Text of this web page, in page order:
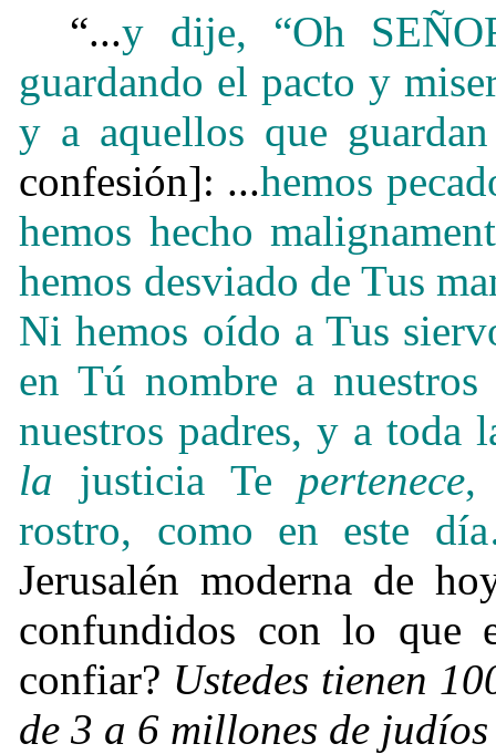
“...y dije, “Oh
guardando el pacto y
y a aquellos que
confesión]: ...hemos
hemos hecho
hemos desviado de Tus
Ni hemos oído a Tus
en Tú nombre a nuestros
nuestros padres, y a toda
la justicia Te pertenece,
rostro, como en este
Jerusalén moderna de
confundidos con lo que
confiar? Ustedes tienen
de 3 a 6 millones de